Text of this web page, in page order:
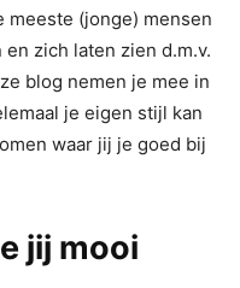
meeste (jonge) mensen
zich laten zien d.m.v.
blog nemen je mee in
je eigen stijl kan
waar jij je goed bij
jij mooi